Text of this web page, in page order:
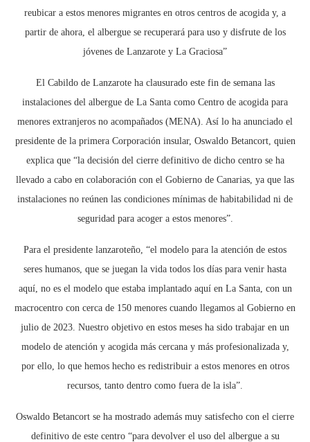
reubicar a estos menores migrantes en otros centros de acogida y, a
partir de ahora, el albergue se recuperará para uso y disfrute de los
jóvenes de Lanzarote y La Graciosa”
El Cabildo de Lanzarote ha clausurado este fin de semana las
instalaciones del albergue de La Santa como Centro de acogida para
menores extranjeros no acompañados (MENA). Así lo ha anunciado el
presidente de la primera Corporación insular, Oswaldo Betancort, quien
explica que “la decisión del cierre definitivo de dicho centro se ha
llevado a cabo en colaboración con el Gobierno de Canarias, ya que las
instalaciones no reúnen las condiciones mínimas de habitabilidad ni de
seguridad para acoger a estos menores”.
Para el presidente lanzaroteño, “el modelo para la atención de estos
seres humanos, que se juegan la vida todos los días para venir hasta
aquí, no es el modelo que estaba implantado aquí en La Santa, con un
macrocentro con cerca de 150 menores cuando llegamos al Gobierno en
julio de 2023. Nuestro objetivo en estos meses ha sido trabajar en un
modelo de atención y acogida más cercana y más profesionalizada y,
por ello, lo que hemos hecho es redistribuir a estos menores en otros
recursos, tanto dentro como fuera de la isla”.
Oswaldo Betancort se ha mostrado además muy satisfecho con el cierre
definitivo de este centro “para devolver el uso del albergue a su